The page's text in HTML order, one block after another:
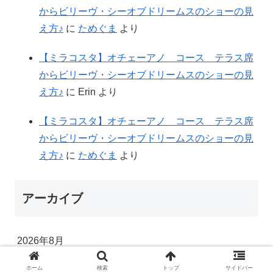
からビリーヴ・シーオブドリームスのショーの見
え方♪ に ためぐま より
【ミラコスタ】オチェーアノ コース テラス席
からビリーヴ・シーオブドリームスのショーの見
え方♪ に Erin より
【ミラコスタ】オチェーアノ コース テラス席
からビリーヴ・シーオブドリームスのショーの見
え方♪ に ためぐま より
アーカイブ
2026年8月
2026年7月
ホーム 検索 トップ サイドバー